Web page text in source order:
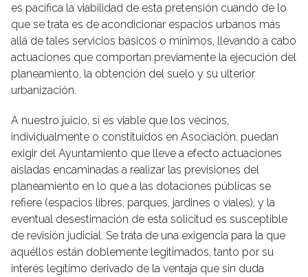
es pacífica la viabilidad de esta pretensión cuando de lo
que se trata es de acondicionar espacios urbanos más
allá de tales servicios básicos o mínimos, llevando a cabo
actuaciones que comportan previamente la ejecución del
planeamiento, la obtención del suelo y su ulterior
urbanización.
A nuestro juicio, sí es viable que los vecinos,
individualmente o constituidos en Asociación, puedan
exigir del Ayuntamiento que lleve a efecto actuaciones
aisladas encaminadas a realizar las previsiones del
planeamiento en lo que a las dotaciones públicas se
refiere (espacios libres, parques, jardines o viales), y la
eventual desestimación de esta solicitud es susceptible
de revisión judicial. Se trata de una exigencia para la que
aquéllos están doblemente legitimados, tanto por su
interés legítimo derivado de la ventaja que sin duda